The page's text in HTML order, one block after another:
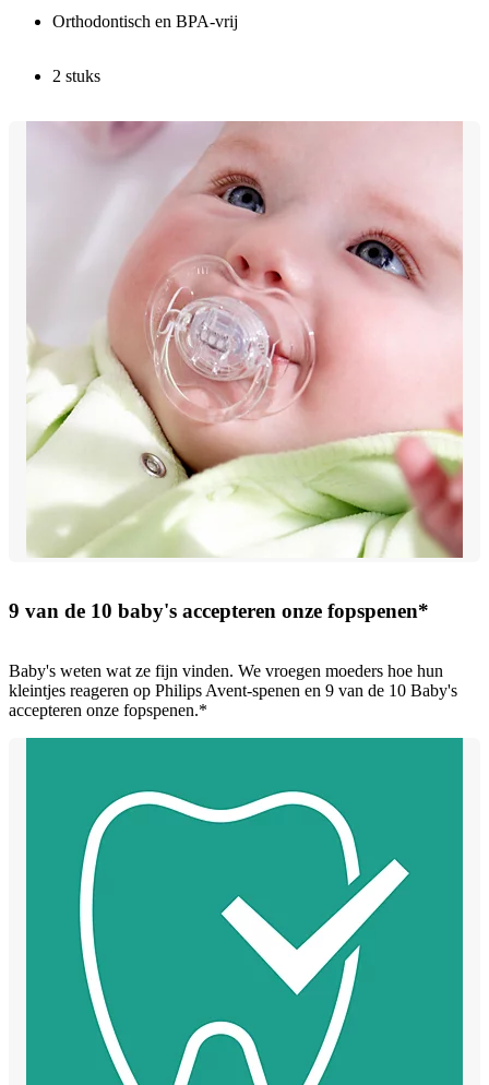
Orthodontisch en BPA-vrij
2 stuks
9 van de 10 baby's accepteren onze fopspenen*
Baby's weten wat ze fijn vinden. We vroegen moeders hoe hun
kleintjes reageren op Philips Avent-spenen en 9 van de 10 Baby's
accepteren onze fopspenen.*